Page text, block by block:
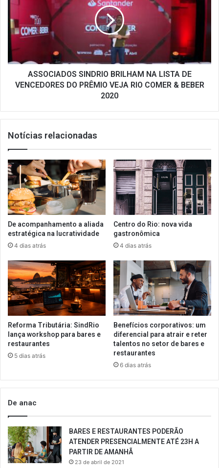
LISTA
DE
VENCEDORES
DO
PRÊMIO
RIO
BEBER
ASSOCIADOS SINDRIO BRILHAM NA LISTA DE
VENCEDORES DO PRÊMIO VEJA RIO COMER & BEBER
2020
Notícias relacionadas
De acompanhamento a aliada
estratégica na lucratividade
4 dias atrás
Centro do Rio: nova vida
gastronômica
4 dias atrás
Reforma Tributária: SindRio
lança workshop para bares e
restaurantes
5 dias atrás
Benefícios corporativos: um
diferencial para atrair e reter
talentos no setor de bares e
restaurantes
6 dias atrás
De anac
BARES E RESTAURANTES PODERÃO
ATENDER PRESENCIALMENTE ATÉ 23H A
PARTIR DE AMANHÃ
23 de abril de 2021